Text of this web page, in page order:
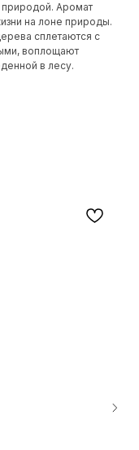
природой. Аромат
на лоне природы.
сплетаются с
воплощают
в лесу.